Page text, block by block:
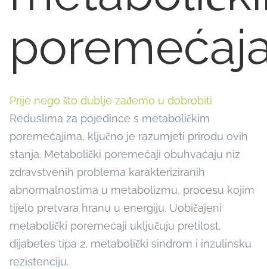
Prije nego što dublje zađemo u dobrobiti
Reduslima za pojedince s metaboličkim
poremećajima, ključno je razumjeti prirodu ovih
stanja. Metabolički poremećaji obuhvaćaju niz
zdravstvenih problema karakteriziranih
abnormalnostima u metabolizmu, procesu kojim
tijelo pretvara hranu u energiju. Uobičajeni
metabolički poremećaji uključuju pretilost,
dijabetes tipa 2, metabolički sindrom i inzulinsku
rezistenciju.